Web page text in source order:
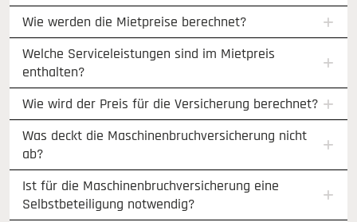
Wie werden die Mietpreise berechnet?
Welche Serviceleistungen sind im Mietpreis
enthalten?
Wie wird der Preis für die Versicherung berechnet?
Was deckt die Maschinenbruchversicherung nicht
ab?
Ist für die Maschinenbruchversicherung eine
Selbstbeteiligung notwendig?